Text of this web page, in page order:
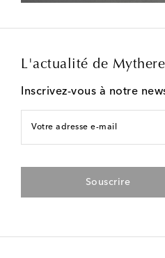
L'actualité de
Inscrivez-vous à notre
Votre adresse e-mail
Souscrire